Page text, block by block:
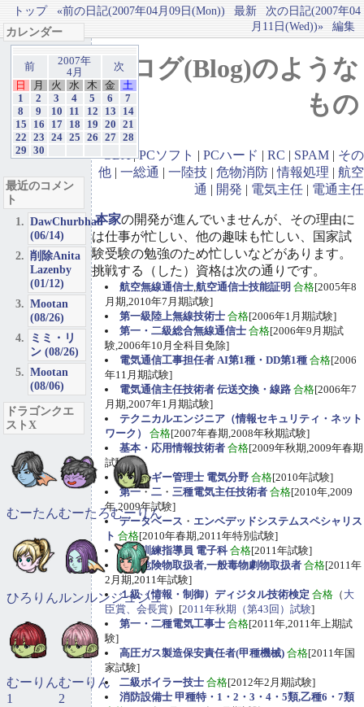
トップ «前の日記(2007年04月09日(Mon)) 最新
次の日記(2007年04
月11日(Wed))»
編集
ブログ(Blog)のような
もの
GBA|PCソフト | PCハード | RC | SPAM | その
他 | 一総通 | 一陸技 | 危物消防 |情報処理 | 航空
通 | 開発 | 電気主任 | 電通主任
本家の開発が進んでいませんが、その理由に
は仕事が忙しい、他の趣味も忙しい、国家試
験受験の勉強のため忙しいなどがあります。
挑戦する（した）資格は次の通りです。
航空無線通信士,航空通信士技能証明 合格[2005年8
月期,2010年7月期試験]
第一級陸上無線技術士 合格[2006年1月期試験]
第一・二級総合無線通信士 合格[2006年9月期試
験,2006年10月全科目免除]
電気通信工事担任者 AI第1種・DD第1種 合格[2006
年11月期試験]
電気通信主任技術者 伝送交換・線路 合格[2006年7
月期,2007年1月期試験]
テクニカルエンジニア（情報セキュリティ・ネット
ワーク）
合格[2007年春期,2008年秋期試験]
基本・応用情報技術者 合格[2009年秋期,2009年春期
試験]
エネルギー管理士 電気分野 合格[2010年試験]
第一・二 ・ 三種電気主任技術者 合格[2010年,2009
年,2009年試験]
データベース ・ エンベデッドシステムスペシャリス
ト 合格[2010年春期,2011年特別試験]
職業訓練指導員 電子科 合格[2011年試験]
甲種危険物取扱者,一般毒物劇物取扱者 合格[2011年
2月期,2011年試験]
１級（情報・制御）ディジタル技術検定 合格 （ 大
臣賞、会長賞）[2011年秋期（第43回）試験]
第一・二種電気工事士 合格[2011年,2011年上期試
験]
高圧ガス製造保安責任者(甲種機械) 合格[2011年国
家試験]
二級ボイラー技士 合格[2012年2月期試験]
消防設備士 甲種特・1・2・3・4・5類,乙種6・7類
カレンダー
前
2007年
4月
次
日
月 火 水 木 金
土
1
2 3 4 5 6
7
8
9 10 11 12 13
14
15
16 17 18 19 20
21
22
23 24 25 26 27 28
29
30
最近のコメン
ト
DawChurbhab
(06/14)
削除Anita
Lazenby
(01/12)
Mootan
(08/26)
ミミ・リ
ン (08/26)
Mootan
(08/06)
ドラゴンクエ
ストX
むーたんむーたろむーりん
ひろりんルンルンジュジュ
むーりん
1
むーりん
2